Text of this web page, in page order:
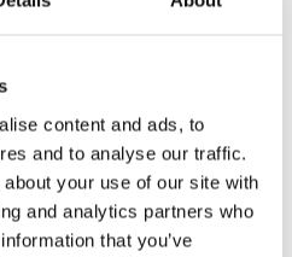
content and ads, to
and to analyse our traffic.
your use of our site with
and analytics partners who
that you’ve
svart. Glasögonen
putsduk).
Mått i mm